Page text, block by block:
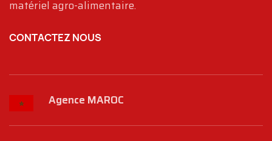
matériel agro-alimentaire.
CONTACTEZ NOUS
Agence MAROC